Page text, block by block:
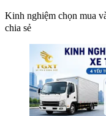
Kinh nghiệm chọn mua
chia sẻ